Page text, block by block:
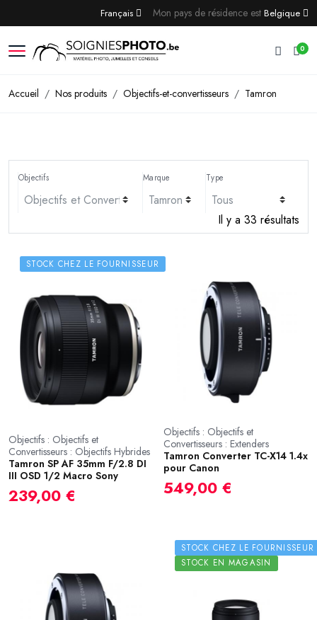
Mon pays de résidence est Belgique
Français
0
Accueil Nos produits Objectifs-et-convertisseurs Tamron
Objectifs Marque Type
Il y a 33 résultats
STOCK CHEZ LE FOURNISSEUR
Objectifs : Objectifs et
Convertisseurs : Objectifs Hybrides
Tamron SP AF 35mm F/2.8 DI
III OSD 1/2 Macro Sony
239,00 €
Objectifs : Objectifs et
Convertisseurs : Extenders
Tamron Converter TC-X14 1.4x
pour Canon
549,00 €
STOCK CHEZ LE FOURNISSEUR
STOCK EN MAGASIN